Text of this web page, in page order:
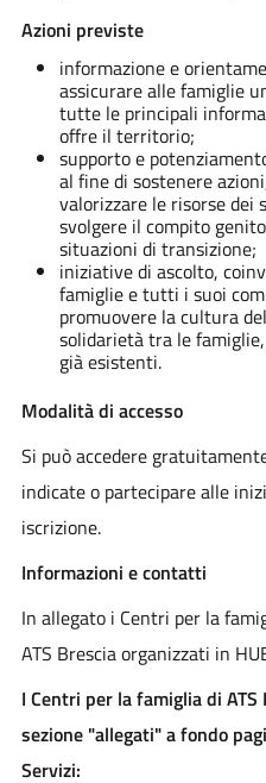
Azioni previste
informazione e
assicurare alle famiglie
tutte le principali
offre il territorio;
supporto e
al fine di sostenere
valorizzare le risorse dei
svolgere il compito
situazioni di transizione;
iniziative di ascolto,
famiglie e tutti i suoi
promuovere la cultura
solidarietà tra le
già esistenti.
Modalità di accesso
Si può accedere
indicate o partecipare alle
iscrizione.
Informazioni e contatti
In allegato i Centri per la
ATS Brescia organizzati in
I Centri per la famiglia di
sezione "allegati" a fondo
Servizi: